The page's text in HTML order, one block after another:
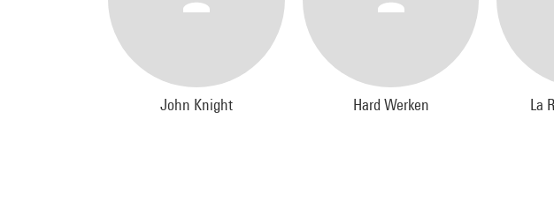
John Knight Hard Werken La